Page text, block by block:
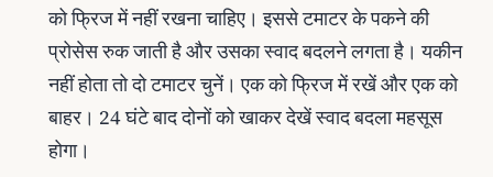
को फ्रिज में नहीं रखना चाहिए। इससे टमाटर के पकने की
प्रोसेस रुक जाती है और उसका स्‍वाद बदलने लगता है। यकीन
नहीं होता तो दो टमाटर चुनें। एक को फ्रिज में रखें और एक को
बाहर। 24 घंटे बाद दोनों को खाकर देखें स्‍वाद बदला महसूस
होगा।